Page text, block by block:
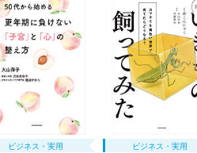
ビジネス・実用 ビジネス・実用